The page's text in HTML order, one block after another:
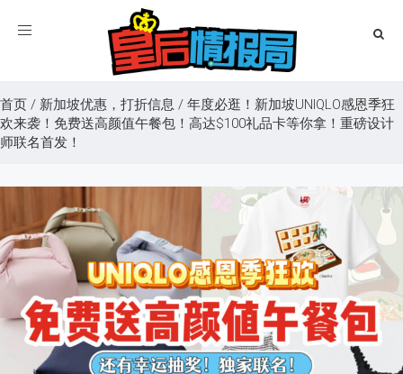
Toggle
首页 / 新加坡优惠，打折信息 / 年度必逛！新加坡UNIQLO感恩季狂
欢来袭！免费送高颜值午餐包！高达$100礼品卡等你拿！重磅设计
师联名首发！